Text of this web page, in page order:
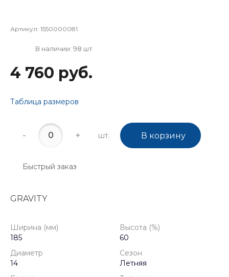
Артикул: 1550000081
В наличии: 98 шт
4 760 руб.
Таблица размеров
- + шт. В корзину
Быстрый заказ
GRAVITY
Ширина (мм)
185
Высота (%)
60
Диаметр
14
Сезон
Летняя